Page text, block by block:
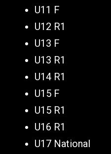
U11 F
U12 R1
U13 F
U13 R1
U14 R1
U15 F
U15 R1
U16 R1
U17 National